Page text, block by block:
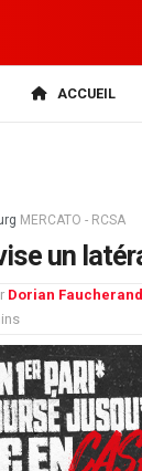
ACCUEIL
MERCATO - RCSA
un
Dorian Faucherand